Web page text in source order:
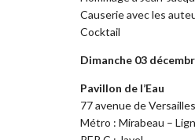
Causerie avec les
Cocktail
Dimanche 03
Pavillon de l’Eau
77 avenue de
Métro : Mirabeau –